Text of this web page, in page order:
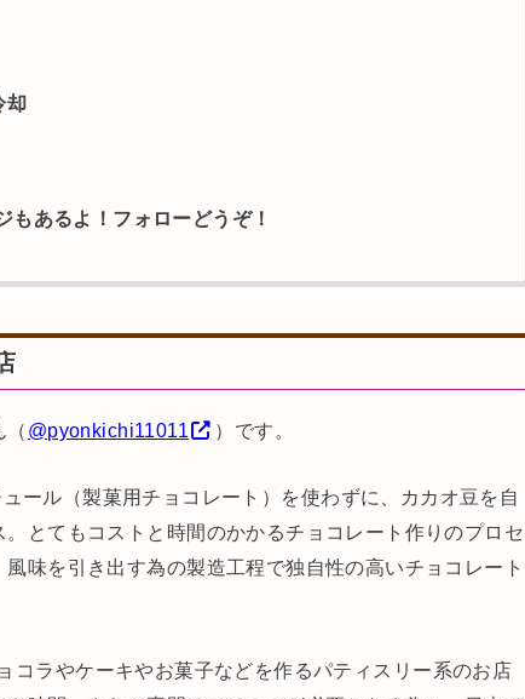
却
あるよ！フォローどうぞ！
（ @pyonkichi11011 ）です。
ール（製菓用チョコレート）を使わずに、カカオ豆を自
とてもコストと時間のかかるチョコレート作りのプロセ
味を引き出す為の製造工程で独自性の高いチョコレート
コラやケーキやお菓子などを作るパティスリー系のお店